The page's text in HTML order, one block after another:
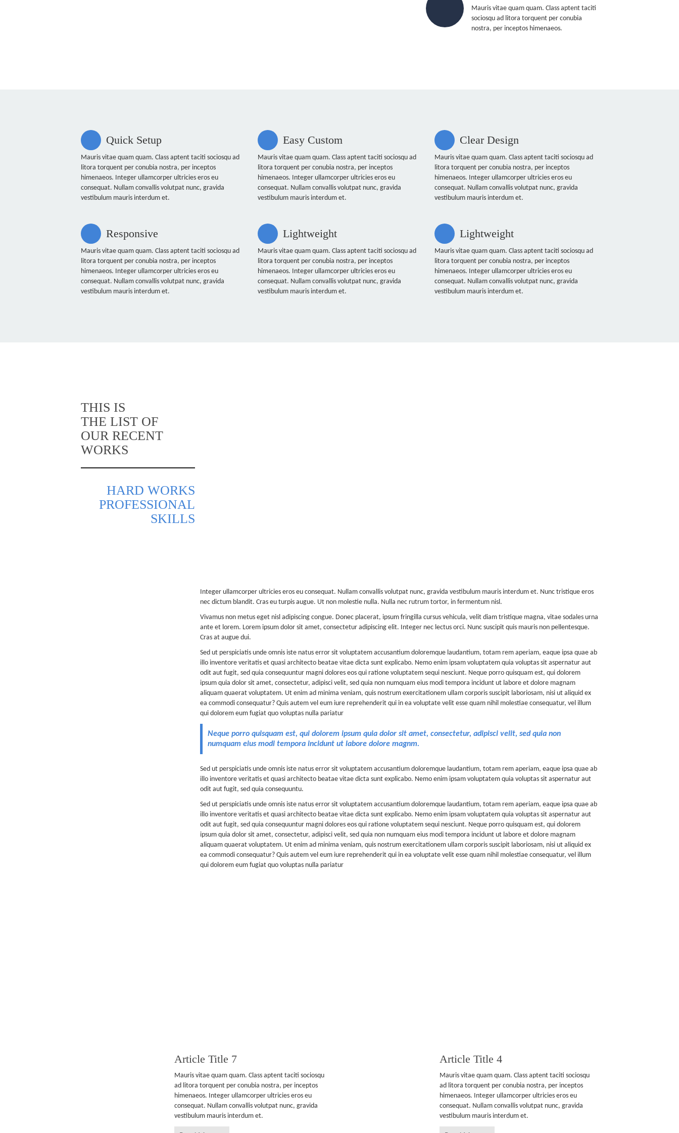
Mauris vitae quam quam. Class aptent taciti
sociosqu ad litora torquent per conubia
nostra, per inceptos himenaeos.
Quick Setup
Mauris vitae quam quam. Class aptent taciti sociosqu ad
litora torquent per conubia nostra, per inceptos
himenaeos. Integer ullamcorper ultricies eros eu
consequat. Nullam convallis volutpat nunc, gravida
vestibulum mauris interdum et.
Easy Custom
Mauris vitae quam quam. Class aptent taciti sociosqu ad
litora torquent per conubia nostra, per inceptos
himenaeos. Integer ullamcorper ultricies eros eu
consequat. Nullam convallis volutpat nunc, gravida
vestibulum mauris interdum et.
Clear Design
Mauris vitae quam quam. Class aptent taciti sociosqu ad
litora torquent per conubia nostra, per inceptos
himenaeos. Integer ullamcorper ultricies eros eu
consequat. Nullam convallis volutpat nunc, gravida
vestibulum mauris interdum et.
Responsive
Mauris vitae quam quam. Class aptent taciti sociosqu ad
litora torquent per conubia nostra, per inceptos
himenaeos. Integer ullamcorper ultricies eros eu
consequat. Nullam convallis volutpat nunc, gravida
vestibulum mauris interdum et.
Lightweight
Mauris vitae quam quam. Class aptent taciti sociosqu ad
litora torquent per conubia nostra, per inceptos
himenaeos. Integer ullamcorper ultricies eros eu
consequat. Nullam convallis volutpat nunc, gravida
vestibulum mauris interdum et.
Lightweight
Mauris vitae quam quam. Class aptent taciti sociosqu ad
litora torquent per conubia nostra, per inceptos
himenaeos. Integer ullamcorper ultricies eros eu
consequat. Nullam convallis volutpat nunc, gravida
vestibulum mauris interdum et.
THIS IS
THE LIST OF
OUR RECENT
WORKS
HARD WORKS
PROFESSIONAL
SKILLS
Integer ullamcorper ultricies eros eu consequat. Nullam convallis volutpat nunc, gravida vestibulum mauris interdum et. Nunc tristique eros
nec dictum blandit. Cras eu turpis augue. Ut non molestie nulla. Nulla nec rutrum tortor, in fermentum nisl.
Vivamus non metus eget nisl adipiscing congue. Donec placerat, ipsum fringilla cursus vehicula, velit diam tristique magna, vitae sodales urna
ante et lorem. Lorem ipsum dolor sit amet, consectetur adipiscing elit. Integer nec lectus orci. Nunc suscipit quis mauris non pellentesque.
Cras at augue dui.
Sed ut perspiciatis unde omnis iste natus error sit voluptatem accusantium doloremque laudantium, totam rem aperiam, eaque ipsa quae ab
illo inventore veritatis et quasi architecto beatae vitae dicta sunt explicabo. Nemo enim ipsam voluptatem quia voluptas sit aspernatur aut
odit aut fugit, sed quia consequuntur magni dolores eos qui ratione voluptatem sequi nesciunt. Neque porro quisquam est, qui dolorem
ipsum quia dolor sit amet, consectetur, adipisci velit, sed quia non numquam eius modi tempora incidunt ut labore et dolore magnam
aliquam quaerat voluptatem. Ut enim ad minima veniam, quis nostrum exercitationem ullam corporis suscipit laboriosam, nisi ut aliquid ex
ea commodi consequatur? Quis autem vel eum iure reprehenderit qui in ea voluptate velit esse quam nihil molestiae consequatur, vel illum
qui dolorem eum fugiat quo voluptas nulla pariatur
Neque porro quisquam est, qui dolorem ipsum quia dolor sit amet, consectetur, adipisci velit, sed quia non
numquam eius modi tempora incidunt ut labore dolore magnm.
Sed ut perspiciatis unde omnis iste natus error sit voluptatem accusantium doloremque laudantium, totam rem aperiam, eaque ipsa quae ab
illo inventore veritatis et quasi architecto beatae vitae dicta sunt explicabo. Nemo enim ipsam voluptatem quia voluptas sit aspernatur aut
odit aut fugit, sed quia consequuntu.
Sed ut perspiciatis unde omnis iste natus error sit voluptatem accusantium doloremque laudantium, totam rem aperiam, eaque ipsa quae ab
illo inventore veritatis et quasi architecto beatae vitae dicta sunt explicabo. Nemo enim ipsam voluptatem quia voluptas sit aspernatur aut
odit aut fugit, sed quia consequuntur magni dolores eos qui ratione voluptatem sequi nesciunt. Neque porro quisquam est, qui dolorem
ipsum quia dolor sit amet, consectetur, adipisci velit, sed quia non numquam eius modi tempora incidunt ut labore et dolore magnam
aliquam quaerat voluptatem. Ut enim ad minima veniam, quis nostrum exercitationem ullam corporis suscipit laboriosam, nisi ut aliquid ex
ea commodi consequatur? Quis autem vel eum iure reprehenderit qui in ea voluptate velit esse quam nihil molestiae consequatur, vel illum
qui dolorem eum fugiat quo voluptas nulla pariatur
Article Title 7
Mauris vitae quam quam. Class aptent taciti sociosqu
ad litora torquent per conubia nostra, per inceptos
himenaeos. Integer ullamcorper ultricies eros eu
consequat. Nullam convallis volutpat nunc, gravida
vestibulum mauris interdum et.
Article Title 4
Mauris vitae quam quam. Class aptent taciti sociosqu
ad litora torquent per conubia nostra, per inceptos
himenaeos. Integer ullamcorper ultricies eros eu
consequat. Nullam convallis volutpat nunc, gravida
vestibulum mauris interdum et.